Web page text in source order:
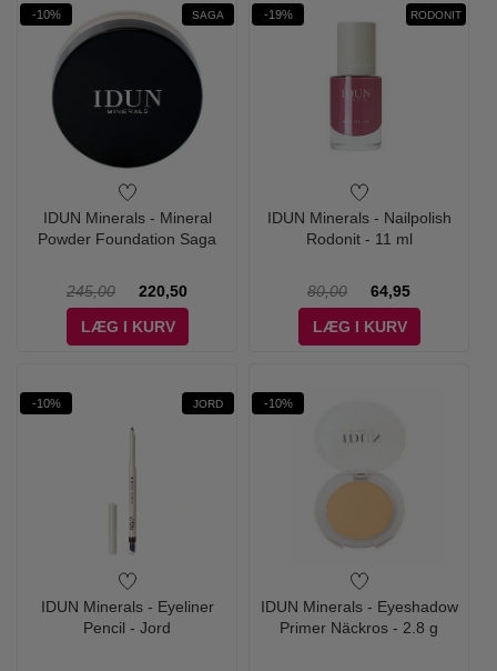
-10% SAGA
IDUN Minerals - Mineral
Powder Foundation Saga
245,00
220,50
LÆG I KURV
-19% RODONIT
IDUN Minerals - Nailpolish
Rodonit - 11 ml
80,00
64,95
LÆG I KURV
-10% JORD
IDUN Minerals - Eyeliner
Pencil - Jord
-10%
IDUN Minerals - Eyeshadow
Primer Näckros - 2.8 g